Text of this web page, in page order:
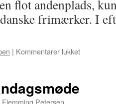
flot andenplads,
frimærker. I
| Kommentarer lukkettil
Flemming Petersen